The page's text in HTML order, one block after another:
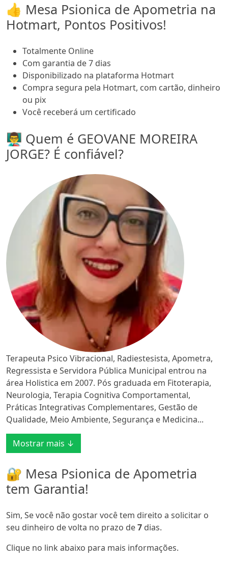
👍 Mesa Psionica de Apometria na
Hotmart, Pontos Positivos!
Totalmente Online
Com garantia de 7 dias
Disponibilizado na plataforma Hotmart
Compra segura pela Hotmart, com cartão, dinheiro
ou pix
Você receberá um certificado
👨‍🏫 Quem é GEOVANE MOREIRA
JORGE? É confiável?
Terapeuta Psico Vibracional, Radiestesista, Apometra,
Regressista e Servidora Pública Municipal entrou na
área Holistica em 2007. Pós graduada em Fitoterapia,
Neurologia, Terapia Cognitiva Comportamental,
Práticas Integrativas Complementares, Gestão de
Qualidade, Meio Ambiente, Segurança e Medicina...
Mostrar mais ↓
🔐 Mesa Psionica de Apometria
tem Garantia!
Sim, Se você não gostar você tem direito a solicitar o
seu dinheiro de volta no prazo de7 dias.
Clique no link abaixo para mais informações.